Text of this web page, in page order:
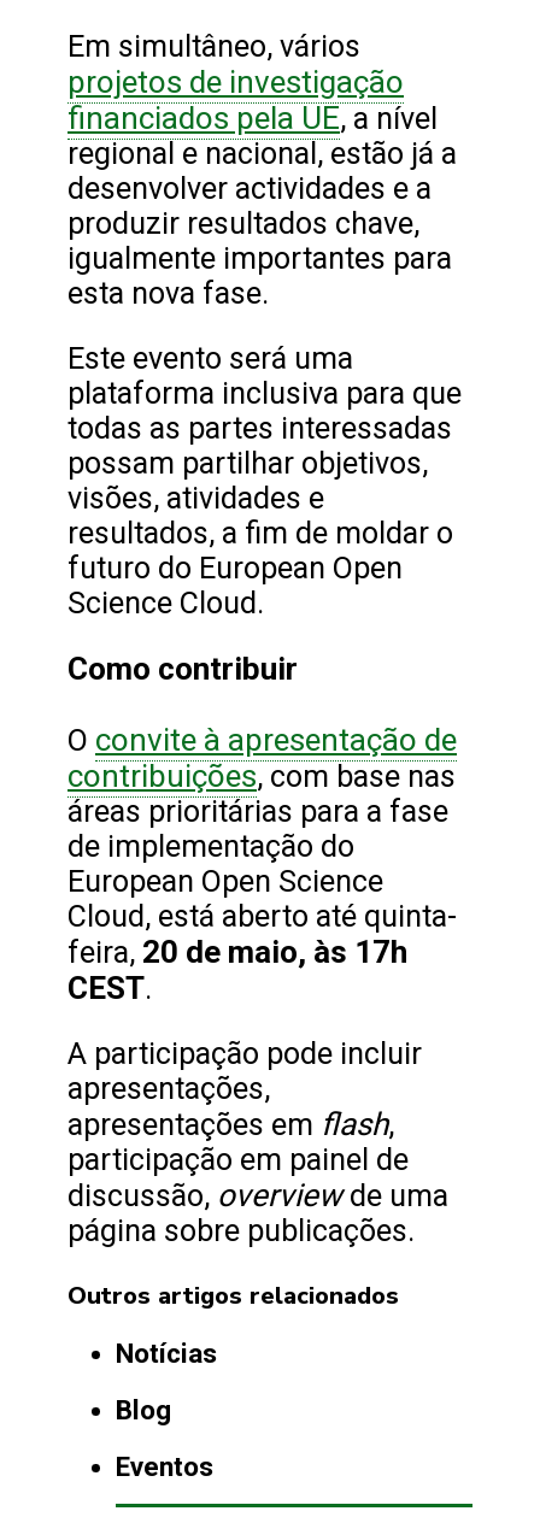
Em simultâneo, vários
projetos de investigação
financiados pela UE, a nível
regional e nacional, estão já a
desenvolver actividades e a
produzir resultados chave,
igualmente importantes para
esta nova fase.
Este evento será uma
plataforma inclusiva para que
todas as partes interessadas
possam partilhar objetivos,
visões, atividades e
resultados, a fim de moldar o
futuro do European Open
Science Cloud.
Como contribuir
O convite à apresentação de
contribuições, com base nas
áreas prioritárias para a fase
de implementação do
European Open Science
Cloud, está aberto até quinta-
feira, 20 de maio, às 17h
CEST.
A participação pode incluir
apresentações,
apresentações em flash,
participação em painel de
discussão, overviewde uma
página sobre publicações.
Outros artigos relacionados
Notícias
Blog
Eventos